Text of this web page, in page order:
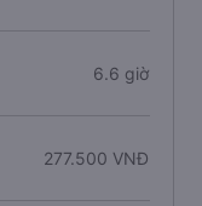
6.6 giờ
277.500 VNĐ